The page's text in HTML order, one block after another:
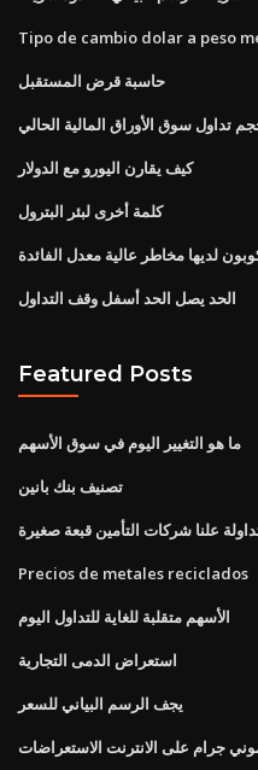
Tipo de cambio dolar a peso
حاسبة قرض المستقبل
تداول سوق الأوراق المالية الحالي
كيف يقارن اليورو مع الدولار
كلمة أخرى لبئر البترول
لديها مخاطر عالية معدل الفائدة
الحد يصل الحد أسفل وقف التداول
Featured Posts
ما هو التغيير اليوم في سوق الأسهم
تصنيف بنك بانين
علنا ​​شركات التأمين قبعة صغيرة
Precios de metales reciclados
الأسهم متقلبة للغاية للتداول اليوم
استعراض الدمى التجارية
يجف الرسم البياني للسعر
جرام على الانترنت الاستعراضات